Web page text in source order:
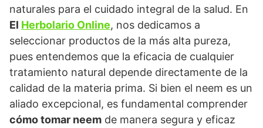
naturales para el cuidado integral de la salud. En
El Herbolario Online, nos dedicamos a
seleccionar productos de la más alta pureza,
pues entendemos que la eficacia de cualquier
tratamiento natural depende directamente de la
calidad de la materia prima. Si bien el neem es un
aliado excepcional, es fundamental comprender
cómo tomar neem de manera segura y eficaz